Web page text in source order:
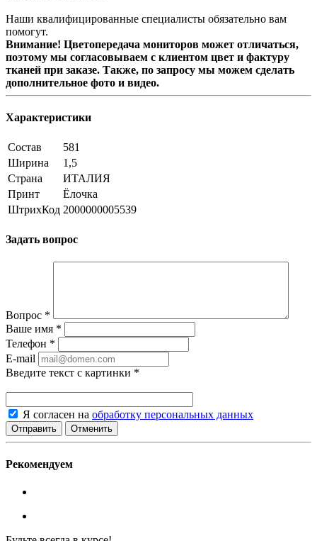
Наши квалифицированные специалисты обязательно вам
помогут.
Внимание! Цветопередача мониторов может отличаться,
поэтому мы согласовываем с клиентом цвет и фактуру
тканей при заказе. Также, по запросу мы можем сделать
дополнительное фото и видео.
Характеристики
Состав
581
Ширина
1,5
Страна
ИТАЛИЯ
Принт
Ёлочка
ШтрихКод 2000000005539
Задать вопрос
Вопрос *
Ваше имя *
Телефон *
E-mail
Введите текст с картинки *
Я согласен на обработку персональных данных
Отменить
Рекомендуем